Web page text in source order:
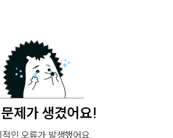
제가 생겼어요!
적인 오류가 발생했어요.